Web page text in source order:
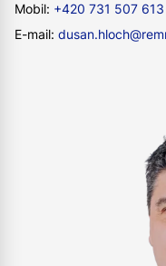
Mobil: +420 731 507 613
E-mail: